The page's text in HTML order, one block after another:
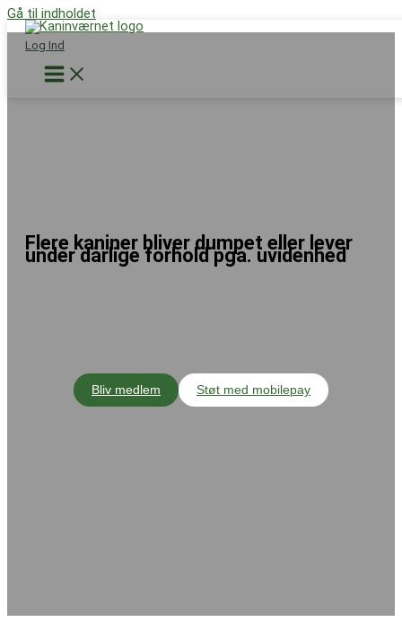
Gå til indholdet
Log Ind
Støt nu
Flere kaniner bliver dumpet eller lever
under dårlige forhold pga. uvidenhed
Bliv medlem Støt med mobilepay